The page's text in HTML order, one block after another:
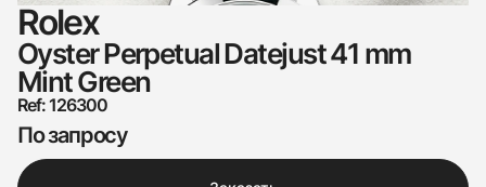
Rolex
Oyster Perpetual Datejust 41 mm
Mint Green
Ref: 126300
По запросу